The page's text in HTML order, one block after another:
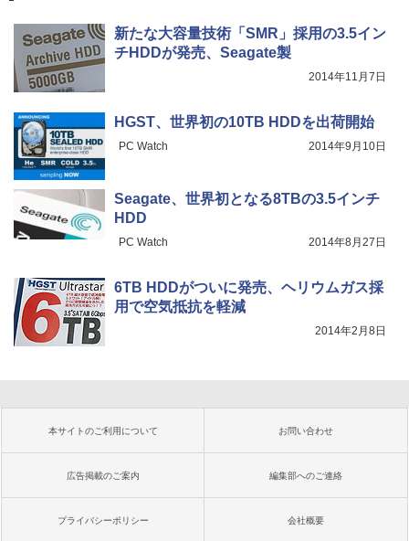
新たな大容量技術「SMR」採用の3.5イン
チHDDが発売、Seagate製
2014年11月7日
HGST、世界初の10TB HDDを出荷開始
PC Watch 2014年9月10日
Seagate、世界初となる8TBの3.5インチ
HDD
PC Watch 2014年8月27日
6TB HDDがついに発売、ヘリウムガス採
用で空気抵抗を軽減
2014年2月8日
本サイトのご利用について お問い合わせ
広告掲載のご案内 編集部へのご連絡
プライバシーポリシー 会社概要